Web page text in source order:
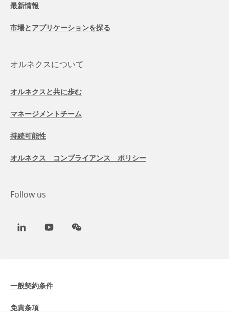
最新情報
市場とアプリケーションを探る
オルネクスについて
オルネクスと共に歩む
マネージメントチーム
持続可能性
オルネクス コンプライアンス ポリシー
Follow us
LinkedInYoutubeWeChat
一般契約条件
免責条項